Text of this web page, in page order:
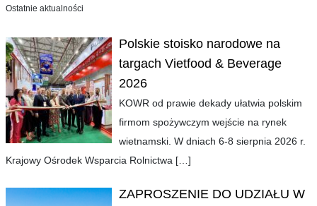
Ostatnie aktualności
Polskie stoisko narodowe na
targach Vietfood & Beverage
2026
KOWR od prawie dekady ułatwia polskim
firmom spożywczym wejście na rynek
wietnamski. W dniach 6-8 sierpnia 2026 r.
Krajowy Ośrodek Wsparcia Rolnictwa […]
ZAPROSZENIE DO UDZIAŁU W